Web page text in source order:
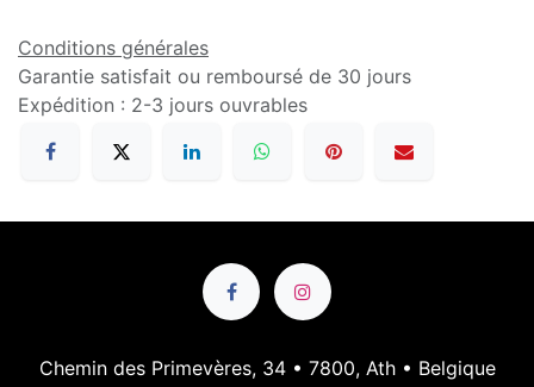
Conditions générales
Garantie satisfait ou remboursé de 30 jours
Expédition : 2-3 jours ouvrables
Chemin des Primevères, 34 • 7800, Ath • Belgique